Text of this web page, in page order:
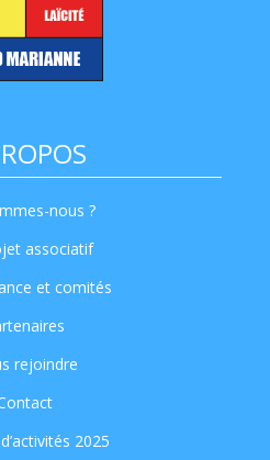
nous ?
associatif
et comités
rejoindre
2025